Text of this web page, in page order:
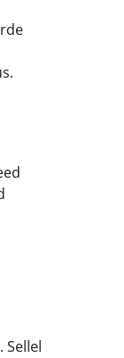
Sellel